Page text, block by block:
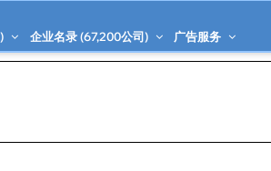
企业名录 (67,200公司) 广告服务